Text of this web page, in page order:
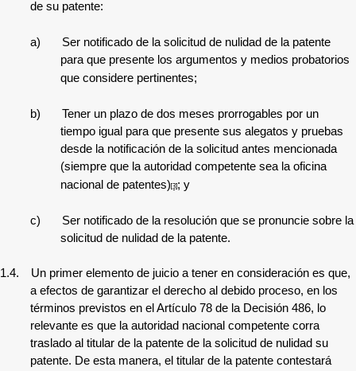
de su patente:
a)
Ser notificado de la solicitud de nulidad de la patente
para que presente los argumentos y medios probatorios
que considere pertinentes;
b)
Tener un plazo de dos meses prorrogables por un
tiempo igual para que presente sus alegatos y pruebas
desde la notificación de la solicitud antes mencionada
(siempre que la autoridad competente sea la oficina
nacional de patentes)[3]; y
c)
Ser notificado de la resolución que se pronuncie sobre la
solicitud de nulidad de la patente.
1.4.
Un primer elemento de juicio a tener en consideración es que,
a efectos de garantizar el derecho al debido proceso, en los
términos previstos en el Artículo 78 de la Decisión 486, lo
relevante es que la autoridad nacional competente corra
traslado al titular de la patente de la solicitud de nulidad su
patente. De esta manera, el titular de la patente contestará